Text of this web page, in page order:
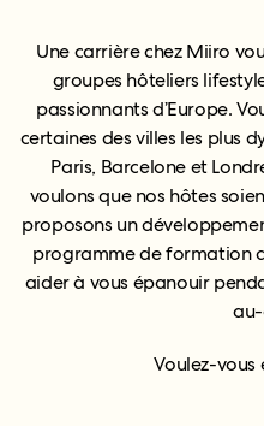
Une carrière chez Miiro
groupes hôteliers
passionnants d’Europe.
certaines des villes les plus
Paris, Barcelone et
voulons que nos hôtes
proposons un
programme de formation
aider à vous épanouir
Voulez-vous